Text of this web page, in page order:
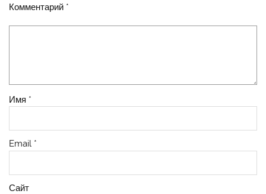
Комментарий *
Имя *
Email *
Сайт